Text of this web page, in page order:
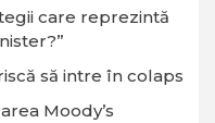
care reprezintă
să intre în colaps
Moody’s